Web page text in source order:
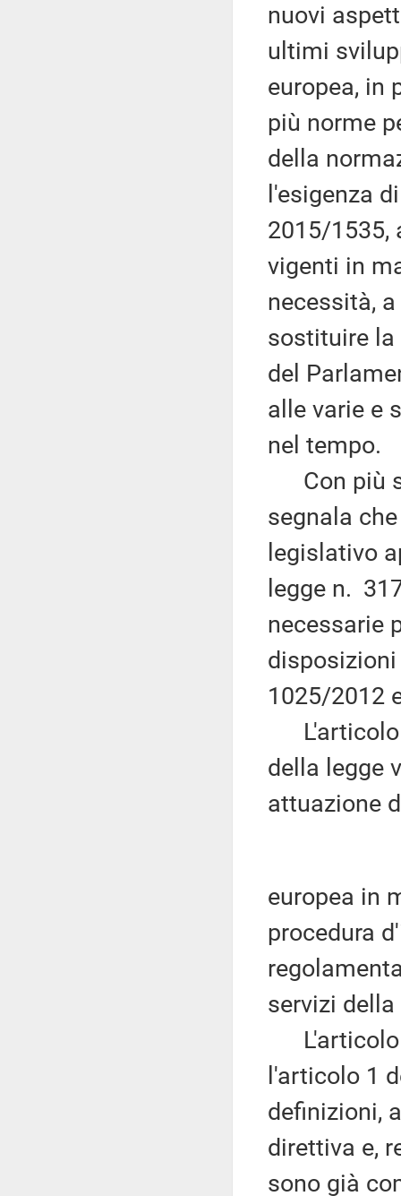
nuovi
ultimi
europea, in
più norme
della
l'esigenza
2015/1535,
vigenti in
necessità,
sostituire la
del
alle varie e
nel tempo.
Con più
segnala
legislativo
legge n.
necessarie
1025/2012
L'articolo
della legge
attuazione
europea in
procedura
servizi
L'articolo
l'articolo 1
definizioni,
direttiva e,
sono già